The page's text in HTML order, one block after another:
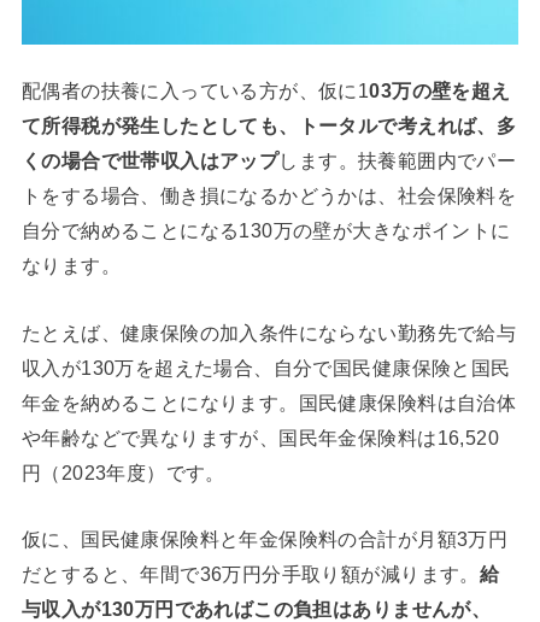
配偶者の扶養に入っている方が、仮に103万の壁を超え
て所得税が発生したとしても、トータルで考えれば、多
くの場合で世帯収入はアップします。扶養範囲内でパー
トをする場合、働き損になるかどうかは、社会保険料を
自分で納めることになる130万の壁が大きなポイントに
なります。
たとえば、健康保険の加入条件にならない勤務先で給与
収入が130万を超えた場合、自分で国民健康保険と国民
年金を納めることになります。国民健康保険料は自治体
や年齢などで異なりますが、国民年金保険料は16,520
円（2023年度）です。
仮に、国民健康保険料と年金保険料の合計が月額3万円
だとすると、年間で36万円分手取り額が減ります。 給
与収入が130万円であればこの負担はありませんが、